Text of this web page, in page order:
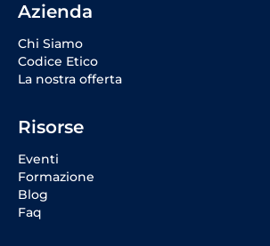
Azienda
Chi Siamo
Codice Etico
La nostra offerta
Risorse
Eventi
Formazione
Blog
Faq